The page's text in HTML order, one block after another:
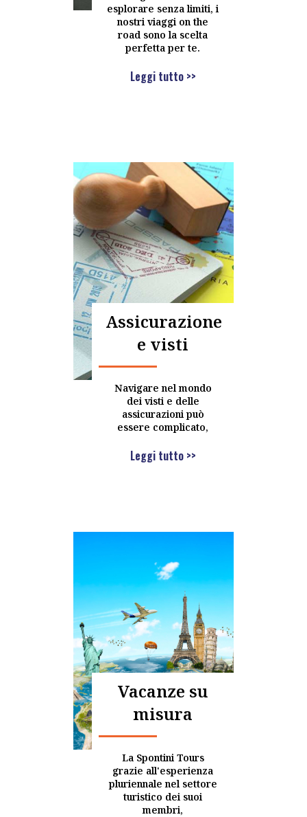
esplorare senza limiti, i
nostri viaggi on the
road sono la scelta
perfetta per te.
Leggi tutto >>
Assicurazione
e visti
Navigare nel mondo
dei visti e delle
assicurazioni può
essere complicato,
Leggi tutto >>
Vacanze su
misura
La Spontini Tours
grazie all'esperienza
pluriennale nel settore
turistico dei suoi
membri,